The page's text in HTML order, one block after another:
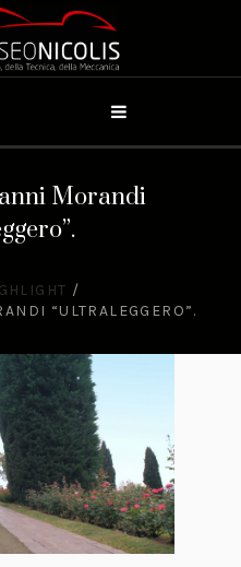
Morandi
/
“ULTRALEGGERO”.